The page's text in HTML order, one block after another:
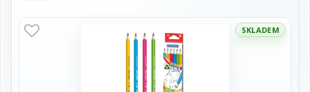
SKLADEM